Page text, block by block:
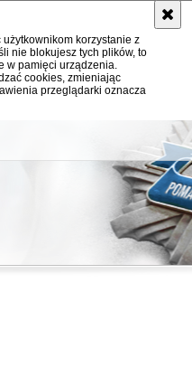
korzystanie z
nie blokujesz tych plików, to
w pamięci urządzenia.
cookies, zmieniając
przeglądarki oznacza